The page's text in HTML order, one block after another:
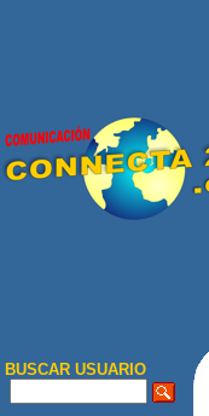
BUSCAR USUARIO